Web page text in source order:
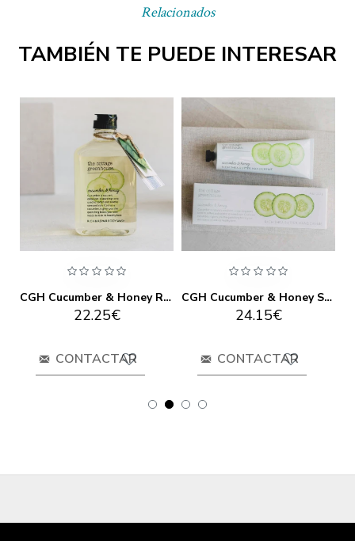
Relacionados
TAMBIÉN TE PUEDE INTERESAR
CGH Cucumber & Honey Rich & Repair Body Wash
22.25€
CONTACTAR
CGH Cucumber & Honey Shea Butter Hand Cream
24.15€
CONTACTAR